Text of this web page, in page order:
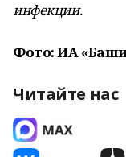
инфекции.
Фото: ИА
Читайте нас